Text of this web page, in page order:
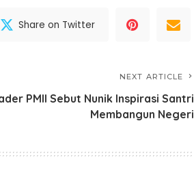
Share on Twitter
NEXT ARTICLE
PMII Sebut Nunik Inspirasi Santri
Membangun Negeri